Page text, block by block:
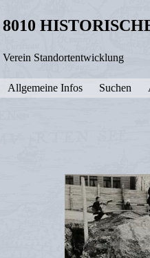
8010
Verein Standortentwicklung
Allgemeine Infos Suchen